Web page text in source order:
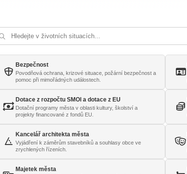
Bezpečnost
Povodňová ochrana, krizové situace, požární bezpečnost a
pomoc při mimořádných událostech.
Dotace z rozpočtu SMOl a dotace z EU
Dotační programy města v oblasti kultury, školství a
projekty financované z fondů EU.
Kancelář architekta města
Vyjádření k záměrům stavebníků a souhlasy obce ve
zrychlených řízeních.
Majetek města